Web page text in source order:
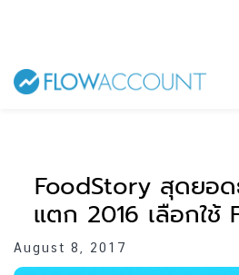
FoodStory สุดยอ
แตก 2016 เลือกใช้
August 8, 2017